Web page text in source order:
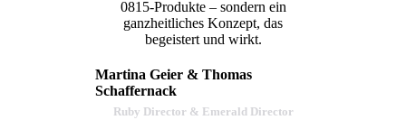
0815-Produkte – sondern ein
ganzheitliches Konzept, das
begeistert und wirkt.
Martina Geier & Thomas
Schaffernack
Ruby Director & Emerald Director